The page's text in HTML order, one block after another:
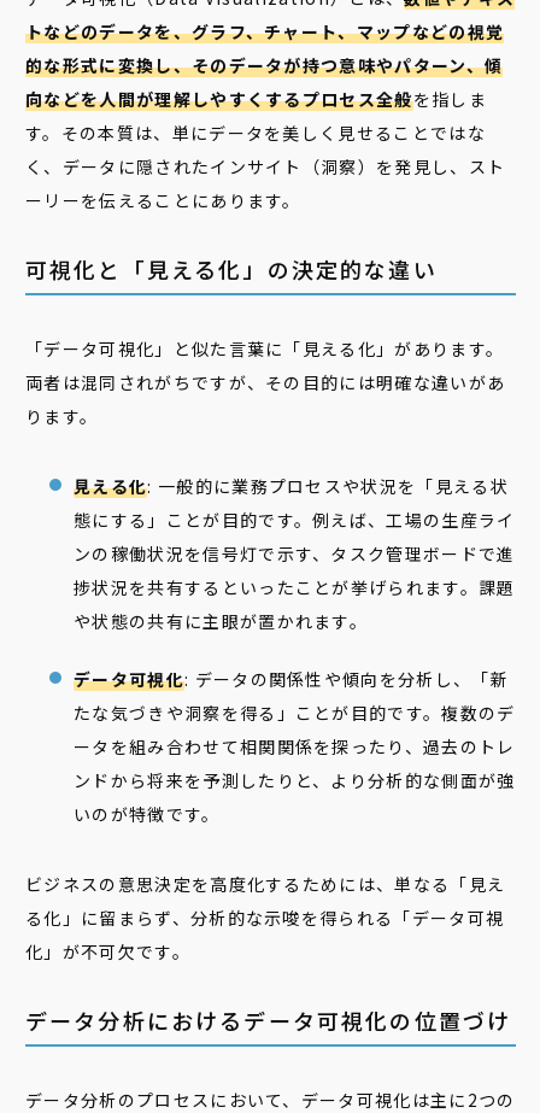
トなどのデータを、グラフ、チャート、マップなどの視覚
的な形式に変換し、そのデータが持つ意味やパターン、傾
向などを人間が理解しやすくするプロセス全般を指しま
す。その本質は、単にデータを美しく見せることではな
く、データに隠されたインサイト（洞察）を発見し、スト
ーリーを伝えることにあります。
可視化と「見える化」の決定的な違い
「データ可視化」と似た言葉に「見える化」があります。
両者は混同されがちですが、その目的には明確な違いがあ
ります。
見える化: 一般的に業務プロセスや状況を「見える状
態にする」ことが目的です。例えば、工場の生産ライ
ンの稼働状況を信号灯で示す、タスク管理ボードで進
捗状況を共有するといったことが挙げられます。課題
や状態の共有に主眼が置かれます。
データ可視化: データの関係性や傾向を分析し、「新
たな気づきや洞察を得る」ことが目的です。複数のデ
ータを組み合わせて相関関係を探ったり、過去のトレ
ンドから将来を予測したりと、より分析的な側面が強
いのが特徴です。
ビジネスの意思決定を高度化するためには、単なる「見え
る化」に留まらず、分析的な示唆を得られる「データ可視
化」が不可欠です。
データ分析におけるデータ可視化の位置づけ
データ分析のプロセスにおいて、データ可視化は主に2つの